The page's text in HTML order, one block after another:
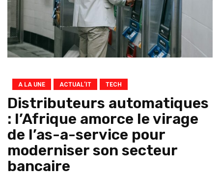
A LA UNE ACTUAL’IT TECH
Distributeurs automatiques
: l’Afrique amorce le virage
de l’as-a-service pour
moderniser son secteur
bancaire